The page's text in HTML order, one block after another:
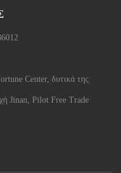
Center, δυτικά της
Jinan, Pilot Free Trade